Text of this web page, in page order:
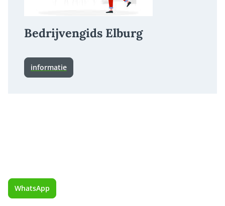
Bedrijvengids Elburg
informatie
WhatsApp